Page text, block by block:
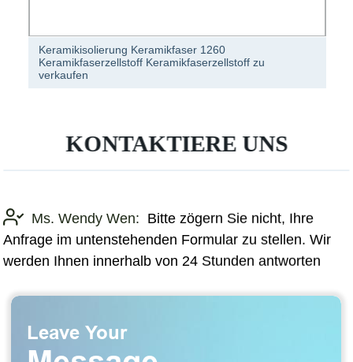
Keramikisolierung Keramikfaser 1260
Keramikfaserzellstoff Keramikfaserzellstoff zu
verkaufen
KONTAKTIERE UNS
Ms. Wendy Wen: Bitte zögern Sie nicht, Ihre
Anfrage im untenstehenden Formular zu stellen. Wir
werden Ihnen innerhalb von 24 Stunden antworten